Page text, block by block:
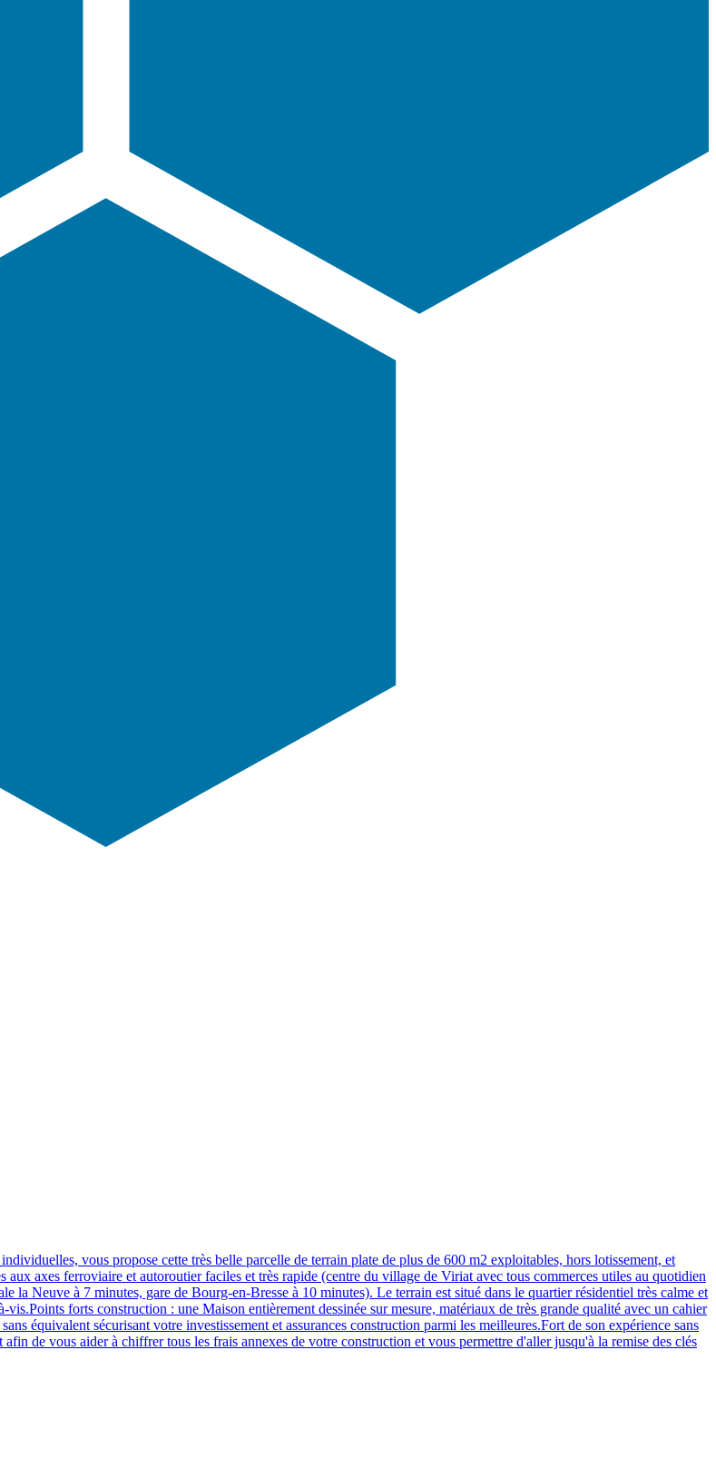
vous propose cette très belle parcelle de terrain plate de plus de 600 m2 exploitables, hors lotissement, et
axes ferroviaire et autoroutier faciles et très rapide (centre du village de Viriat avec tous commerces utiles au quotidien
Neuve à 7 minutes, gare de Bourg-en-Bresse à 10 minutes). Le terrain est situé dans le quartier résidentiel très calme et
forts construction : une Maison entièrement dessinée sur mesure, matériaux de très grande qualité avec un cahier
équivalent sécurisant votre investissement et assurances construction parmi les meilleures.Fort de son expérience sans
de vous aider à chiffrer tous les frais annexes de votre construction et vous permettre d'aller jusqu'à la remise des clés